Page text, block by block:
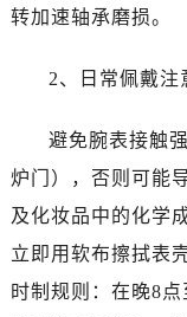
转加速轴承磨损。
2、日常佩戴注
避免腕表接触
炉门），否则可能
及化妆品中的化学
立即用软布擦拭表
时制规则：在晚8